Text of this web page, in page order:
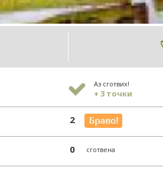
Аз сготвих!
+ 3 точки
2
0 сготвена